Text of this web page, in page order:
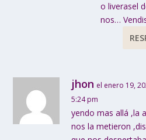
o liverasel
nos…
jhon el enero 19,
5:24 pm
yendo mas allá ,la
nos la metieron